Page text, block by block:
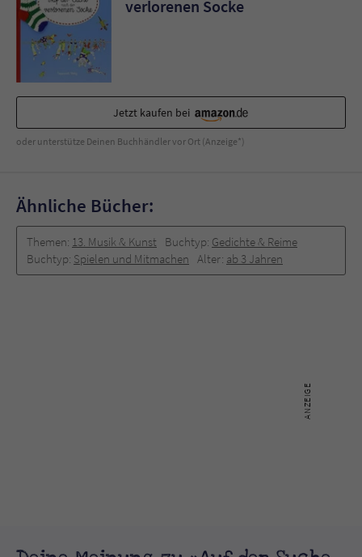
verlorenen Socke
Jetzt kaufen bei
oder unterstütze Deinen Buchhändler vor Ort (Anzeige*)
Ähnliche Bücher:
Themen: 13. Musik & Kunst Buchtyp: Gedichte & Reime
Buchtyp: Spielen und Mitmachen Alter: ab 3 Jahren